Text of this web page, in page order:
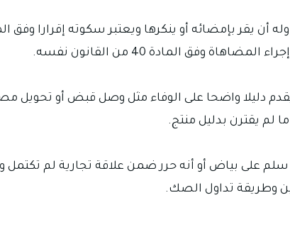
وفق المادة 40 من القانون نفسه.
دليلا واضحا على الوفاء مثل وصل قبض أو تحويل
لم يقترن بدليل منتج.
على بياض أو أنه حرر ضمن علاقة تجارية لم تكتمل
وطريقة تداول الصك.